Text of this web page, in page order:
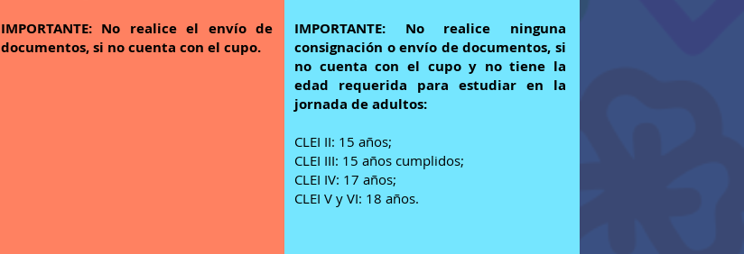
IMPORTANTE: No realice el envío de
documentos, si no cuenta con el cupo.
IMPORTANTE:
No realice ninguna
consignación o envío de documentos, si
no cuenta con el cupo y no tiene la
edad requerida para estudiar en la
jornada de adultos:
CLEI II: 15 años;
CLEI III: 15 años cumplidos;
CLEI IV: 17 años;
CLEI V y VI: 18 años.